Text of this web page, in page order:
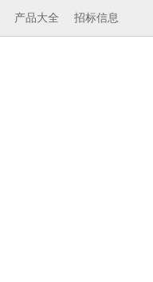
产品大全 招标信息